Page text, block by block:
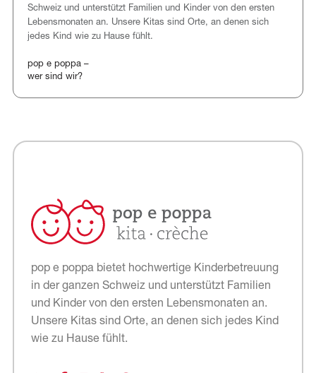
pop e poppa –
wer sind wir?
Schweiz und unterstützt Familien und Kinder von den ersten
Lebensmonaten an. Unsere Kitas sind Orte, an denen sich
jedes Kind wie zu Hause fühlt.
pop e poppa bietet hochwertige Kinderbetreuung
in der ganzen Schweiz und unterstützt Familien
und Kinder von den ersten Lebensmonaten an.
Unsere Kitas sind Orte, an denen sich jedes Kind
wie zu Hause fühlt.